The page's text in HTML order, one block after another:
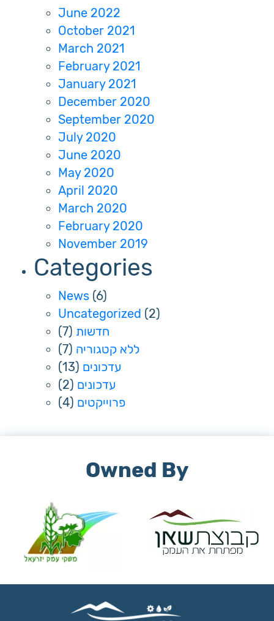
June 2022
October 2021
March 2021
February 2021
January 2021
December 2020
September 2020
July 2020
June 2020
May 2020
April 2020
March 2020
February 2020
November 2019
Categories
News (6)
Uncategorized (2)
חדשות (7)
ללא קטגוריה (7)
עדכונים (13)
עדכונים (2)
פרוייקטים (4)
Owned By